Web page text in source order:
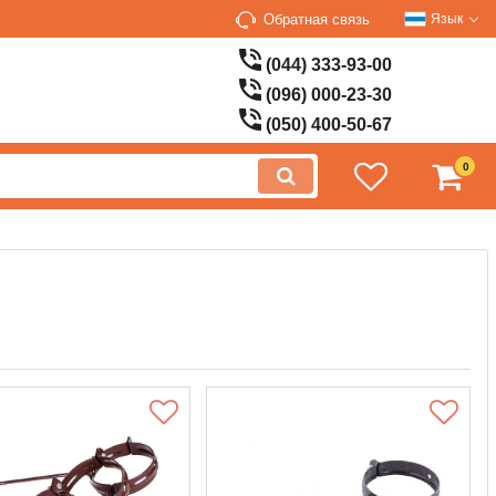
Обратная связь Язык
(044) 333-93-00
(096) 000-23-30
(050) 400-50-67
0